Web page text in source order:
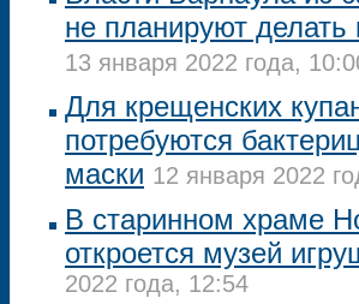
не планируют
13 января 2022 года,
Для крещенских
потребуются
маски 12 января 2022
В старинном храме
откроется музей
2022 года, 12:54